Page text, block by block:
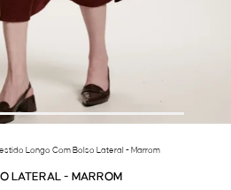
Longo Com Bolso Lateral - Marrom
LATERAL - MARROM